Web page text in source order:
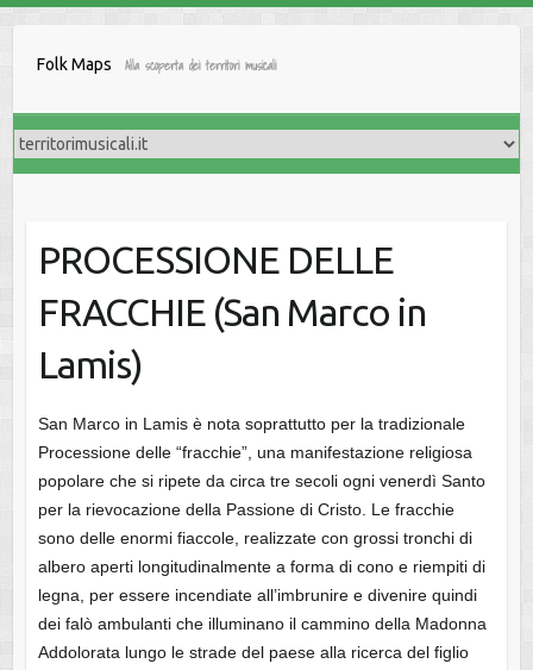
Folk Maps Alla scoperta dei territori musicali
PROCESSIONE DELLE
FRACCHIE (San Marco in
Lamis)
San Marco in Lamis è nota soprattutto per la tradizionale
Processione delle “fracchie”, una manifestazione religiosa
popolare che si ripete da circa tre secoli ogni venerdì Santo
per la rievocazione della Passione di Cristo. Le fracchie
sono delle enormi fiaccole, realizzate con grossi tronchi di
albero aperti longitudinalmente a forma di cono e riempiti di
legna, per essere incendiate all’imbrunire e divenire quindi
dei falò ambulanti che illuminano il cammino della Madonna
Addolorata lungo le strade del paese alla ricerca del figlio